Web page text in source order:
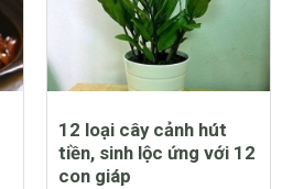
12 loại cây cảnh hút
tiền, sinh lộc ứng với 12
con giáp